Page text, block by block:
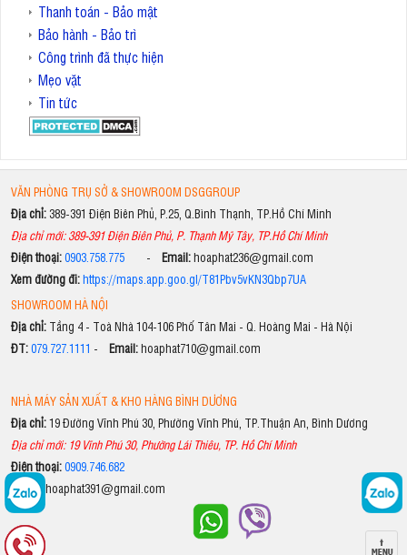
Thanh toán - Bảo mật
Bảo hành - Bảo trì
Công trình đã thực hiện
Mẹo vặt
Tin tức
VĂN PHÒNG TRỤ SỞ & SHOWROOM DSGGROUP
Địa chỉ: 389-391 Điện Biên Phủ, P.25, Q.Bình Thạnh, TP.Hồ Chí Minh
Địa chỉ mới: 389-391 Điện Biên Phủ, P. Thạnh Mỹ Tây, TP.Hồ Chí Minh
Điện thoại:0903.758.775- Email:hoaphat236@gmail.com
Xem đường đi:https://maps.app.goo.gl/T81Pbv5vKN3Qbp7UA
SHOWROOM HÀ NỘI
Địa chỉ:Tầng 4 - Toà Nhà 104-106 Phố Tân Mai - Q. Hoàng Mai - Hà Nội
ĐT:079.727.1111 - Email:hoaphat710@gmail.com
NHÀ MÁY SẢN XUẤT & KHO HÀNG BÌNH DƯƠNG
Địa chỉ:19 Đường Vĩnh Phú 30, Phường Vĩnh Phú, TP.Thuận An, Bình Dương
Địa chỉ mới: 19 Vĩnh Phú 30, Phường Lái Thiêu, TP. Hồ Chí Minh
Điện thoại:0909.746.682
Email:hoaphat391@gmail.com